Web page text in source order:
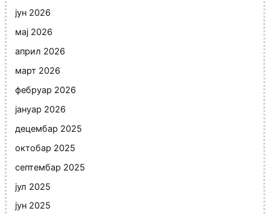
јун 2026
мај 2026
април 2026
март 2026
фебруар 2026
јануар 2026
децембар 2025
октобар 2025
септембар 2025
јул 2025
јун 2025